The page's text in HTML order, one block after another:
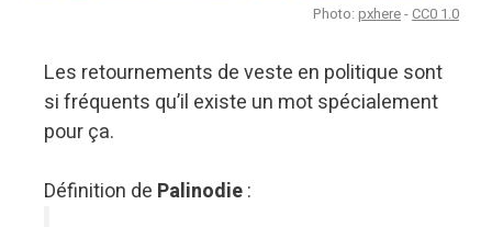
Photo: pxhere- CC0 1.0
Les retournements de veste en politique sont
si fréquents qu’il existe un mot spécialement
pour ça.
Définition de Palinodie: